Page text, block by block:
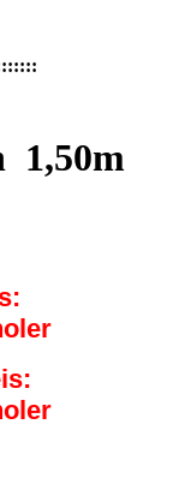
1,50m